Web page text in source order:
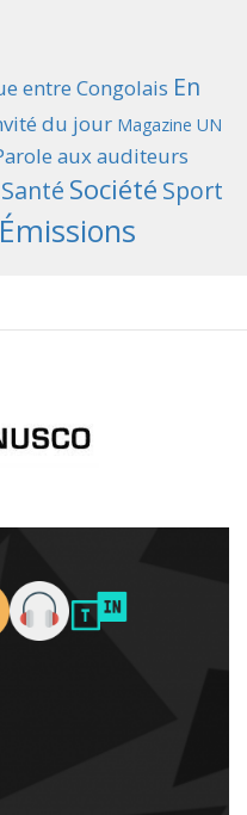
entre Congolais En
du jour Magazine UN
aux auditeurs
Santé Société Sport
Émissions